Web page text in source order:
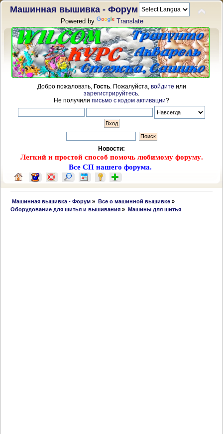
Машинная вышивка - Форум
Powered by Translate
Добро пожаловать, Гость. Пожалуйста, войдите или
зарегистрируйтесь
Не получили письмо с кодом активации?
Новости:
Легкий и простой способ помочь любимому форуму.
Все СП нашего форума.
Машинная вышивка - Форум » Все о машинной вышивке»
Оборудование для шитья и вышивания » Машины для шитья